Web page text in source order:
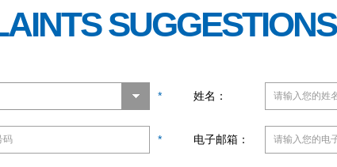
SUGGESTIONS
* 姓名：
* 电子邮箱：